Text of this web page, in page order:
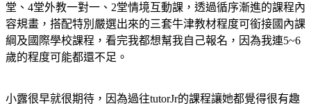
堂、4堂外教一對一、2堂情境互動課，透過循序漸進的課程內
容規畫，搭配特別嚴選出來的三套牛津教材程度可銜接國內課
綱及國際學校課程，看完我都想幫我自己報名，因為我連5~6
歲的程度可能都還不足。
小露很早就很期待，因為過往tutorJr的課程讓她都覺得很有趣